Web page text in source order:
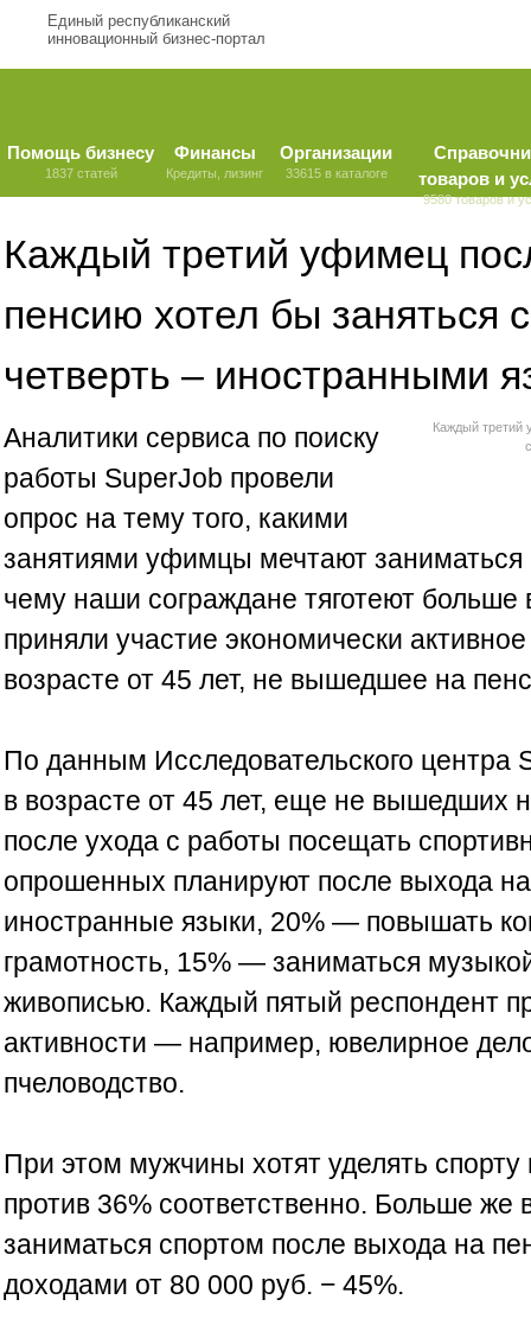
Единый республиканский
инновационный бизнес-портал
Помощь бизнесу
1837 статей
Финансы
Кредиты, лизинг
Организации
33615 в каталоге
товаров и
9580 товаров и
Каждый третий уфимец
пенсию хотел бы заняться
четверть – иностранными
Каждый третий
Аналитики сервиса по поиску
работы SuperJob провели
опрос на тему того, какими
занятиями уфимцы мечтают заниматься
чему наши сограждане тяготеют больше
приняли участие экономически
возрасте от 45 лет, не вышедшее на
По данным Исследовательского центра
в возрасте от 45 лет, еще не вышедших
после ухода с работы посещать
опрошенных планируют после выхода
иностранные языки, 20% — повышать
грамотность, 15% — заниматься
живописью. Каждый пятый респондент
активности — например, ювелирное
пчеловодство.
При этом мужчины хотят уделять
против 36% соответственно. Больше же
заниматься спортом после выхода на
доходами от 80 000 руб. − 45%.